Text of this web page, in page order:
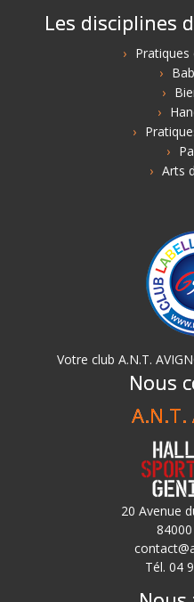
Les disciplines
Arts
Votre club A.N.T.
Nous
20 Avenue
Tél. 04